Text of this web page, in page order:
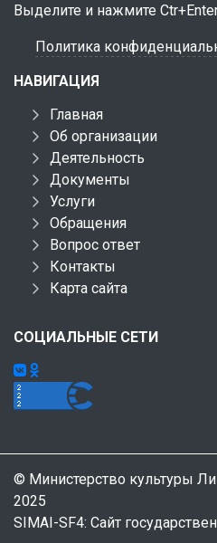
Выделите и нажмите
Политика
НАВИГАЦИЯ
Главная
Об организации
Деятельность
Документы
Услуги
Обращения
Вопрос ответ
Контакты
Карта сайта
СОЦИАЛЬНЫЕ СЕТИ
© Министерство культуры
2025
SIMAI-SF4: Сайт